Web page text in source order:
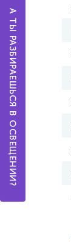
А ТЫ РАЗБИРАЕШЬСЯ В ОСВЕЩЕНИИ?